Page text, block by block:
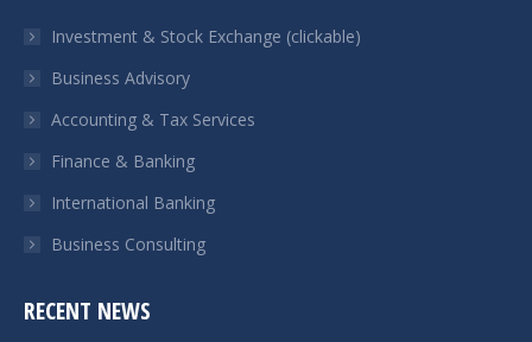
new
window
new
window
new
window
new
window
Investment & Stock Exchange (clickable)
Business Advisory
Accounting & Tax Services
Finance & Banking
International Banking
Business Consulting
RECENT NEWS